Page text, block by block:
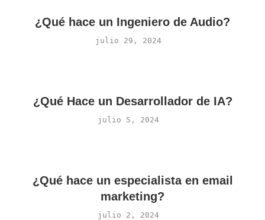
¿Qué hace un Ingeniero de Audio?
julio 29, 2024
¿Qué Hace un Desarrollador de IA?
julio 5, 2024
¿Qué hace un especialista en email
marketing?
julio 2, 2024